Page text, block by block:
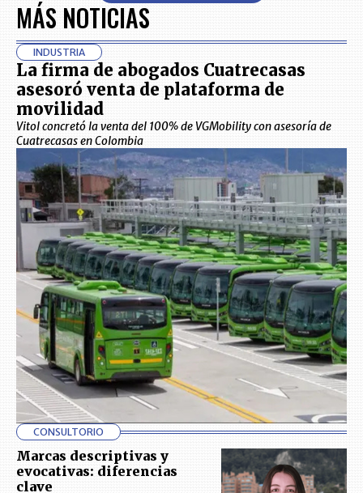
MÁS NOTICIAS
INDUSTRIA
La firma de abogados Cuatrecasas
asesoró venta de plataforma de
movilidad
Vitol concretó la venta del 100% de VGMobility con asesoría de
Cuatrecasas en Colombia
CONSULTORIO
Marcas descriptivas y
evocativas: diferencias
clave